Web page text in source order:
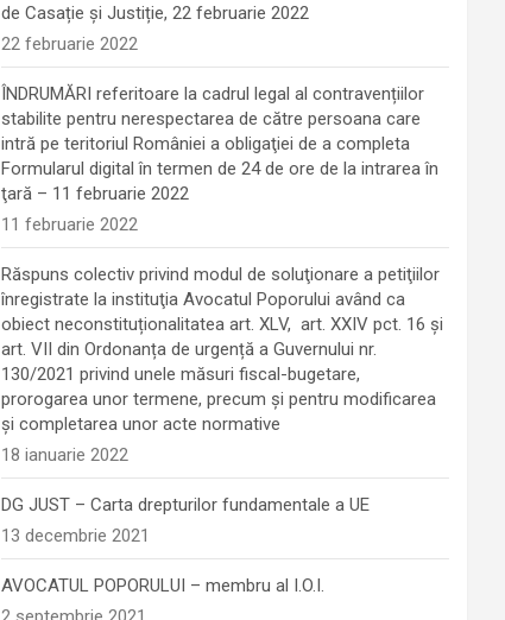
de Casație și Justiție, 22 februarie 2022
22 februarie 2022
ÎNDRUMĂRI referitoare la cadrul legal al contravențiilor
stabilite pentru nerespectarea de către persoana care
intră pe teritoriul României a obligaţiei de a completa
Formularul digital în termen de 24 de ore de la intrarea în
ţară – 11 februarie 2022
11 februarie 2022
Răspuns colectiv privind modul de soluţionare a petiţiilor
înregistrate la instituţia Avocatul Poporului având ca
obiect neconstituționalitatea art. XLV, art. XXIV pct. 16 și
art. VII din Ordonanța de urgență a Guvernului nr.
130/2021 privind unele măsuri fiscal-bugetare,
prorogarea unor termene, precum şi pentru modificarea
şi completarea unor acte normative
18 ianuarie 2022
DG JUST – Carta drepturilor fundamentale a UE
13 decembrie 2021
AVOCATUL POPORULUI – membru al I.O.I.